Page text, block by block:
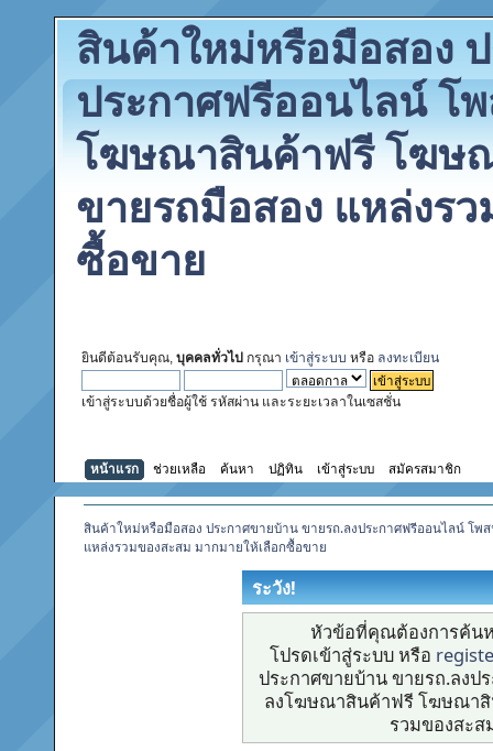
สินค้าใหม่หรือมือสอง
ประกาศฟรีออนไลน์ โ
โฆษณาสินค้าฟรี โฆษ
ขายรถมือสอง แหล่งร
ซื้อขาย
ยินดีต้อนรับคุณ, บุคคลทั่วไป กรุณา เข้าสู่ระบบ หรือ ลงทะเบียน
เข้าสู่ระบบด้วยชื่อผู้ใช้ รหัสผ่าน และระยะเวลาในเซสชั่น
หน้าแรก ช่วยเหลือ ค้นหา ปฏิทิน เข้าสู่ระบบ สมัครสมาชิก
สินค้าใหม่หรือมือสอง ประกาศขายบ้าน ขายรถ.ลงประกาศฟรีออนไลน์
แหล่งรวมของสะสม มากมายให้เลือกซื้อขาย
ระวัง!
หัวข้อที่คุณต้องการค้น
โปรดเข้าสู่ระบบ หรือ
ประกาศขายบ้าน ขายรถ.ลง
ลงโฆษณาสินค้าฟรี โฆษณา
รวมของสะส